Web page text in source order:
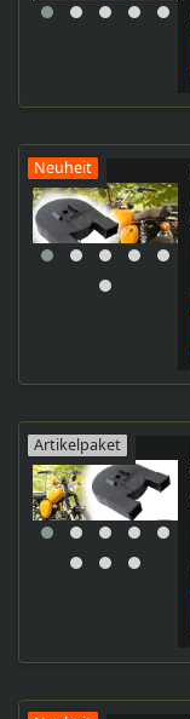
Neuheit
Artikelpaket